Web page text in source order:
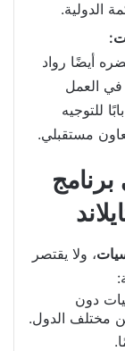
الدولية.
أيضًا رواد
العمل
للتوجيه
برنامج
، ولا يقتصر
دون
مختلف الدول.